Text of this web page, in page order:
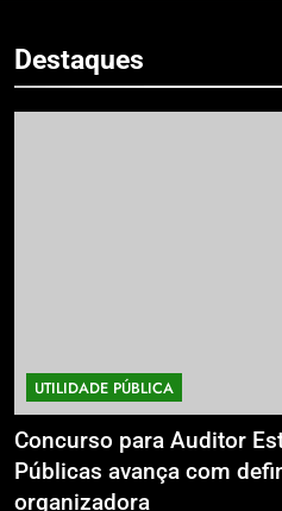
Destaques
UTILIDADE PÚBLICA
Concurso para Auditor
Públicas avança com
organizadora